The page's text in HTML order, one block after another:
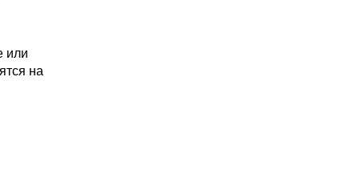
или
на